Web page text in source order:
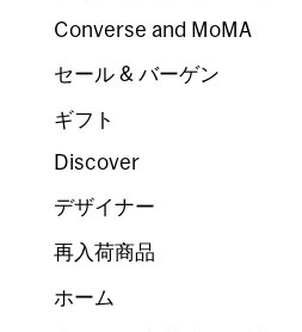
Converse and MoMA
セール & バーゲン
ギフト
Discover
デザイナー
再入荷商品
ホーム